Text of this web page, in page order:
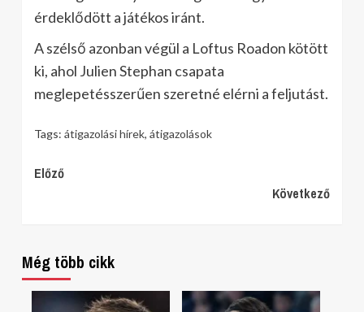
érdeklődött a játékos iránt.
A szélső azonban végül a Loftus Roadon kötött
ki, ahol Julien Stephan csapata
meglepetésszerűen szeretné elérni a feljutást.
Tags: átigazolási hírek, átigazolások
Continue
Előző
Következő
Még több cikk